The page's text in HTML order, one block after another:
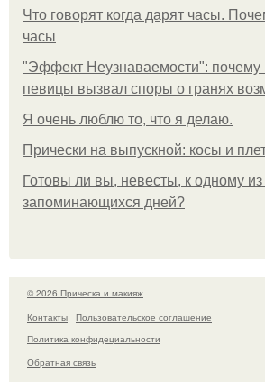
Что говорят когда дарят часы.
часы
"Эффект Неузнаваемости": почему
певицы вызвал споры о гранях
Я очень люблю то, что я делаю.
Прически на выпускной: косы и
Готовы ли вы, невесты, к одному
запоминающихся дней?
© 2026 Прическа и макияж
Контакты
Пользовательское соглашение
Политика конфидециальности
Обратная связь